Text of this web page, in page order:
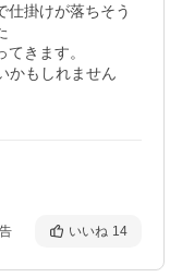
仕掛けが落ちそう
きます。
かもしれません
いいね 14